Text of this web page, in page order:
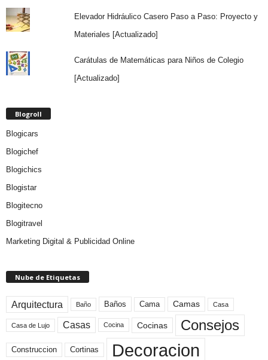
Elevador Hidráulico Casero Paso a Paso: Proyecto y
Materiales [Actualizado]
Carátulas de Matemáticas para Niños de Colegio
[Actualizado]
Blogroll
Blogicars
Blogichef
Blogichics
Blogistar
Blogitecno
Blogitravel
Marketing Digital & Publicidad Online
Nube de Etiquetas
Arquitectura Baño Baños Cama Camas Casa
Casa de Lujo Casas Cocina Cocinas Consejos
Construccion Cortinas Decoracion